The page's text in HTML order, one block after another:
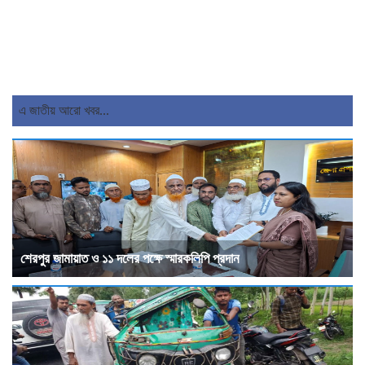
এ জাতীয় আরো খবর...
শেরপুর জামায়াত ও ১১ দলের পক্ষে স্মারকলিপি প্রদান